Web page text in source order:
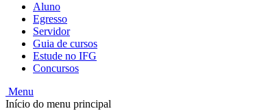
Aluno
Egresso
Servidor
Guia de cursos
Estude no IFG
Concursos
Menu
Início do menu principal